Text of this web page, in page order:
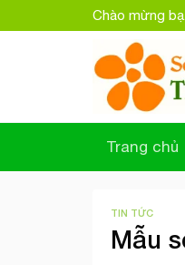
to
Chào mừng
Trang chủ
TIN TỨC
Mẫu